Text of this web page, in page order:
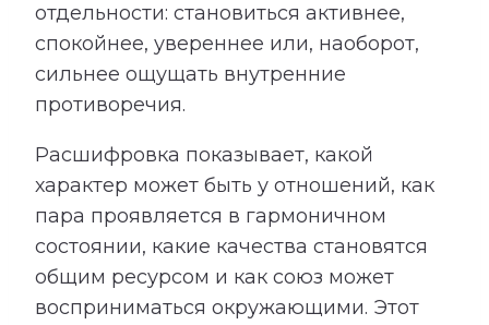
отдельности: становиться активнее,
спокойнее, увереннее или, наоборот,
сильнее ощущать внутренние
противоречия.
Расшифровка показывает, какой
характер может быть у отношений, как
пара проявляется в гармоничном
состоянии, какие качества становятся
общим ресурсом и как союз может
восприниматься окружающими. Этот